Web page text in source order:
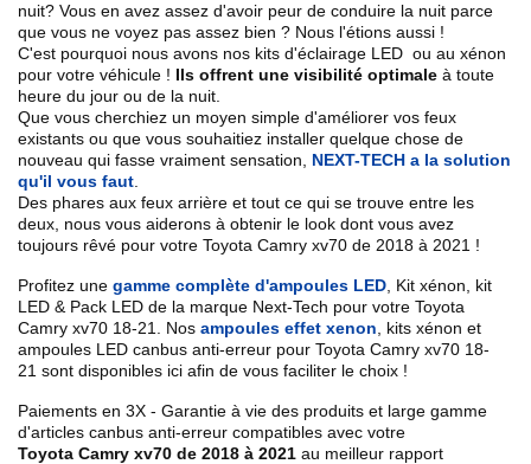
nuit? Vous en avez assez d'avoir peur de conduire la nuit parce
que vous ne voyez pas assez bien ? Nous l'étions aussi !
C'est pourquoi nous avons nos kits d'éclairage LED ou au xénon
pour votre véhicule ! Ils offrent une visibilité optimale à toute
heure du jour ou de la nuit.
Que vous cherchiez un moyen simple d'améliorer vos feux
existants ou que vous souhaitiez installer quelque chose de
nouveau qui fasse vraiment sensation,
NEXT-TECH a la solution
qu'il vous faut
Des phares aux feux arrière et tout ce qui se trouve entre les
deux, nous vous aiderons à obtenir le look dont vous avez
toujours rêvé pour votre Toyota Camry xv70 de 2018 à 2021 !
Profitez une gamme complète d'ampoules LED Kit xénon, kit
LED & Pack LED de la marque Next-Tech pour votre Toyota
Camry xv70 18-21 . Nos ampoules effet xenon , kits xénon et
ampoules LED canbus anti-erreur pour Toyota Camry xv70 18-
21 sont disponibles ici afin de vous faciliter le choix !
Paiements en 3X - Garantie à vie des produits et large gamme
d'articles canbus anti-erreur compatibles avec votre
Toyota Camry xv70 de 2018 à 2021 au meilleur rapport